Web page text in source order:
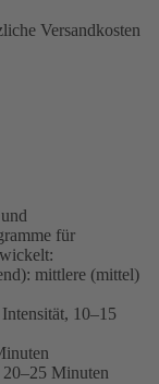
Versandkosten
für
mittlere (mittel)
10–15
20–25 Minuten